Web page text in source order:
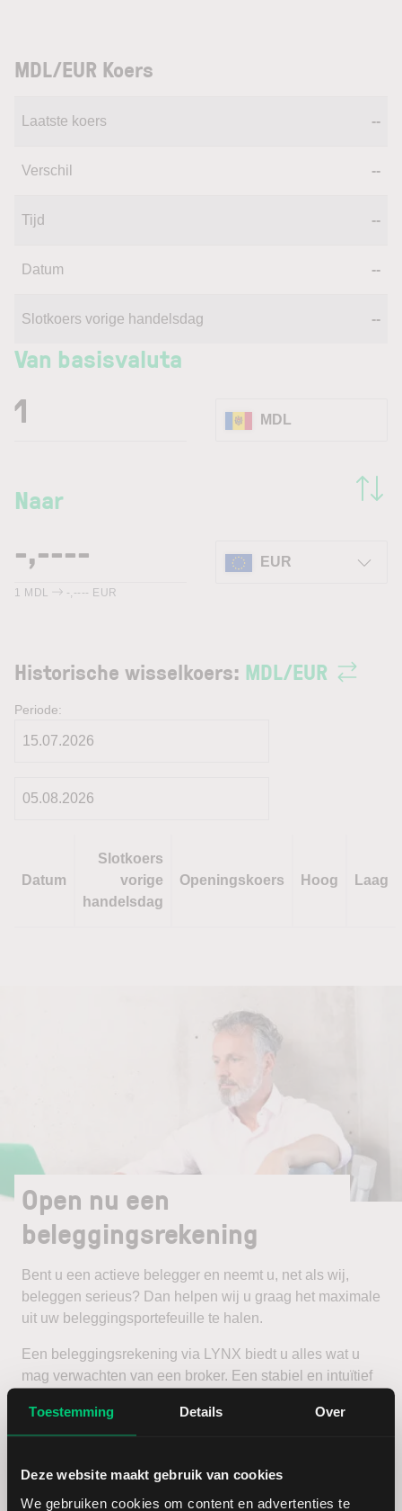
Toestemming Details Over
Deze website maakt gebruik van cookies
We gebruiken cookies om content en advertenties te
MDL/EUR Koers
Laatste koers --
Verschil --
Tijd --
Datum --
Slotkoers vorige handelsdag --
Van basisvaluta
Naar
MDL
EUR
1 MDL -,---- EUR
Historische wisselkoers: MDL/EUR
Periode:
Datum
Slotkoers
vorige
handelsdag
Openingskoers Hoog Laag
Open nu een
beleggingsrekening
Bent u een actieve belegger en neemt u, net als wij,
beleggen serieus? Dan helpen wij u graag het maximale
uit uw beleggingsportefeuille te halen.
Een beleggingsrekening via LYNX biedt u alles wat u
mag verwachten van een broker. Een stabiel en intuïtief
uitgebreid aanbod van beleggingsproducten en
beurzen.
Open een beleggingsrekening